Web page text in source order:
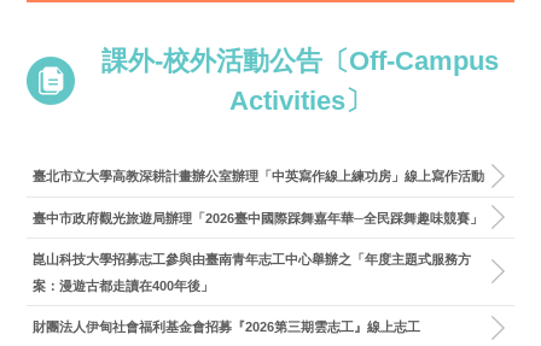
課外活動組
課外-校外活動公告〔Off-Campus
Activities〕
臺北市立大學高教深耕計畫辦公室辦理「中英寫作線上練功房」線上寫作活動
臺中市政府觀光旅遊局辦理「2026臺中國際踩舞嘉年華─全民踩舞趣味競賽」
崑山科技大學招募志工參與由臺南青年志工中心舉辦之「年度主題式服務方
案：漫遊古都走讀在400年後」
財團法人伊甸社會福利基金會招募『2026第三期雲志工』線上志工